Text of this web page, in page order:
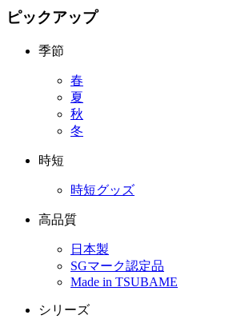
ピックアップ
季節
春
夏
秋
冬
時短
時短グッズ
高品質
日本製
SGマーク認定品
Made in TSUBAME
シリーズ